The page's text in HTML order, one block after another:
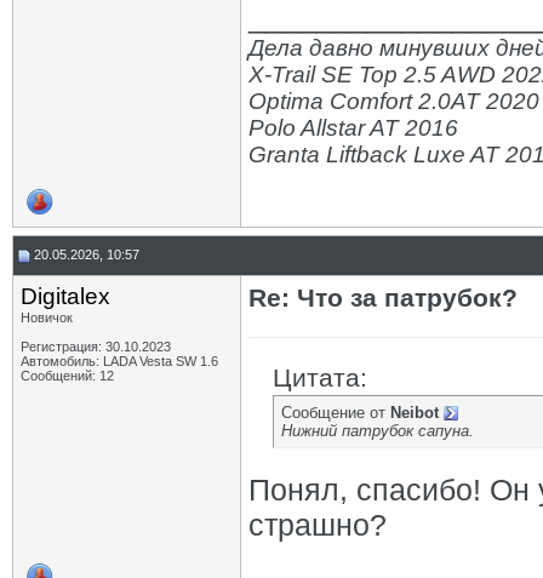
Дела давно минувших
X-Trail SE Top 2.5 AWD
Optima Comfort 2.0AT 2020
Polo Allstar AT 2016
Granta Liftback Luxe AT
20.05.2026, 10:57
Digitalex
Новичок
Регистрация: 30.10.2023
Автомобиль: LADA Vesta SW 1.6
Сообщений: 12
Re: Что за патрубок?
Цитата:
Сообщение от Neibot
Нижний патрубок сапуна.
Понял, спасибо! Он
страшно?